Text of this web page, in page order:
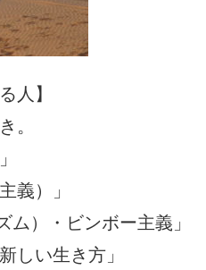
人】
。
義）」
ム）・ビンボー主義」
しい生き方」